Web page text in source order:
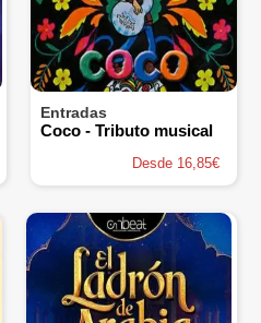
Entradas
Coco - Tributo musical
Desde 16,85€